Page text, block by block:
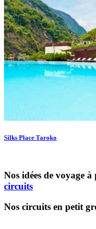
Silks Place Taroko
Nos idées de voyage
circuits
Nos circuits en petit